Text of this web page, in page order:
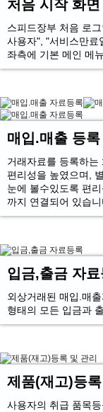
처음 시작 화면
스피드장부 처음 로
사용자", "서비스만료
좌측에 기본 메인 메
매입.매출 등록
거래자료를 등록하는
편리성을 높였으며,
눈에 볼수있도록 편
까지 연결되어 있습니
입금,출금 자
외상거래된 매입.매
형태의 모든 입금과
제품(재고)등록
사용자의 취급 품목